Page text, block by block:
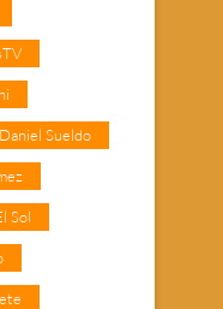
Daniel Sueldo
Sol